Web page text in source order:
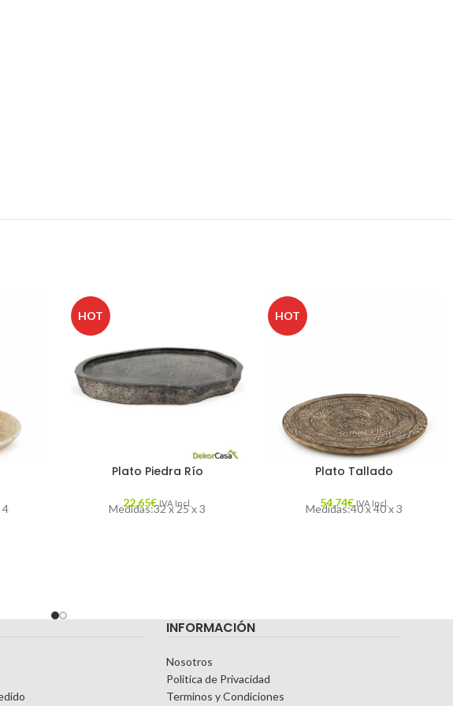
4
HOT
Plato Piedra Río
22,65€ IVA Incl.
Medidas:32 x 25 x 3
HOT
Plato Tallado
54,74€ IVA Incl.
Medidas:40 x 40 x 3
INFORMACIÓN
Nosotros
Politica de Privacidad
Terminos y Condiciones